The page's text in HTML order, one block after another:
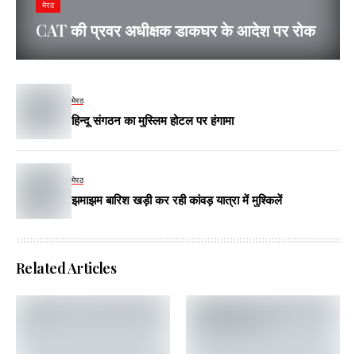
मेरठ
CAT की प्रवर अधीक्षक डाकघर के आदेश पर रोक
मेरठ
हिन्दू संगठन का मुस्लिम होटल पर हंगामा
मेरठ
झमाझम बारिश खड़ी कर रही कांवड़ यात्रा में मुश्किलें
Related Articles